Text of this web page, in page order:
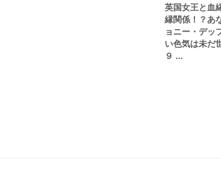
英国女王と血
縁関係！？あ
ョニー・デッ
い色気は未だ
９ ...